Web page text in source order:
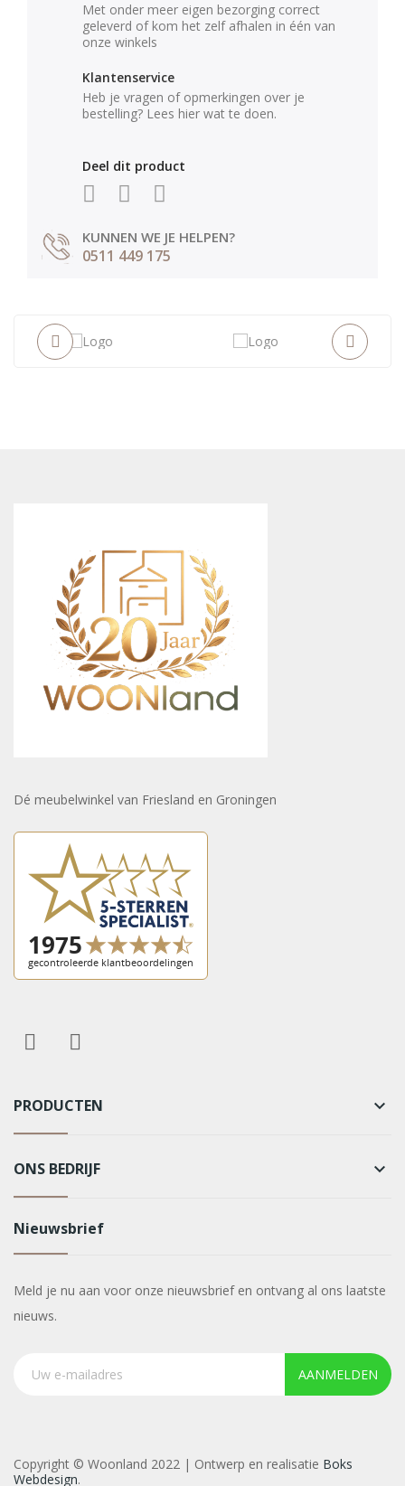
Met onder meer eigen bezorging correct
geleverd of kom het zelf afhalen in één van
onze winkels
Klantenservice
Heb je vragen of opmerkingen over je
bestelling? Lees hier wat te doen.
Deel dit product
KUNNEN WE JE HELPEN?
0511 449 175
Dé meubelwinkel van Friesland en Groningen
PRODUCTEN keyboard_arrow_down
ONS BEDRIJF keyboard_arrow_down
Nieuwsbrief
Meld je nu aan voor onze nieuwsbrief en ontvang al ons laatste
nieuws.
AANMELDEN
Copyright © Woonland 2022 | Ontwerp en realisatie Boks
Webdesign.